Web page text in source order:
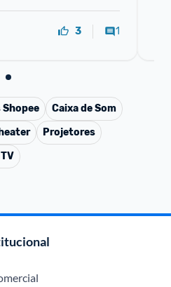
3 1
Shopee
Caixa de Som
Projetores